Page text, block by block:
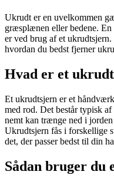
Ukrudt er en uvelkommen
græsplænen eller bedene.
er ved brug af et
hvordan du bedst fjerner
Hvad er et
Et ukrudtsjern er et
med rod. Det består typisk
nemt kan trænge ned i
Ukrudtsjern fås i forskellige
det, der passer bedst til din
Sådan bruger